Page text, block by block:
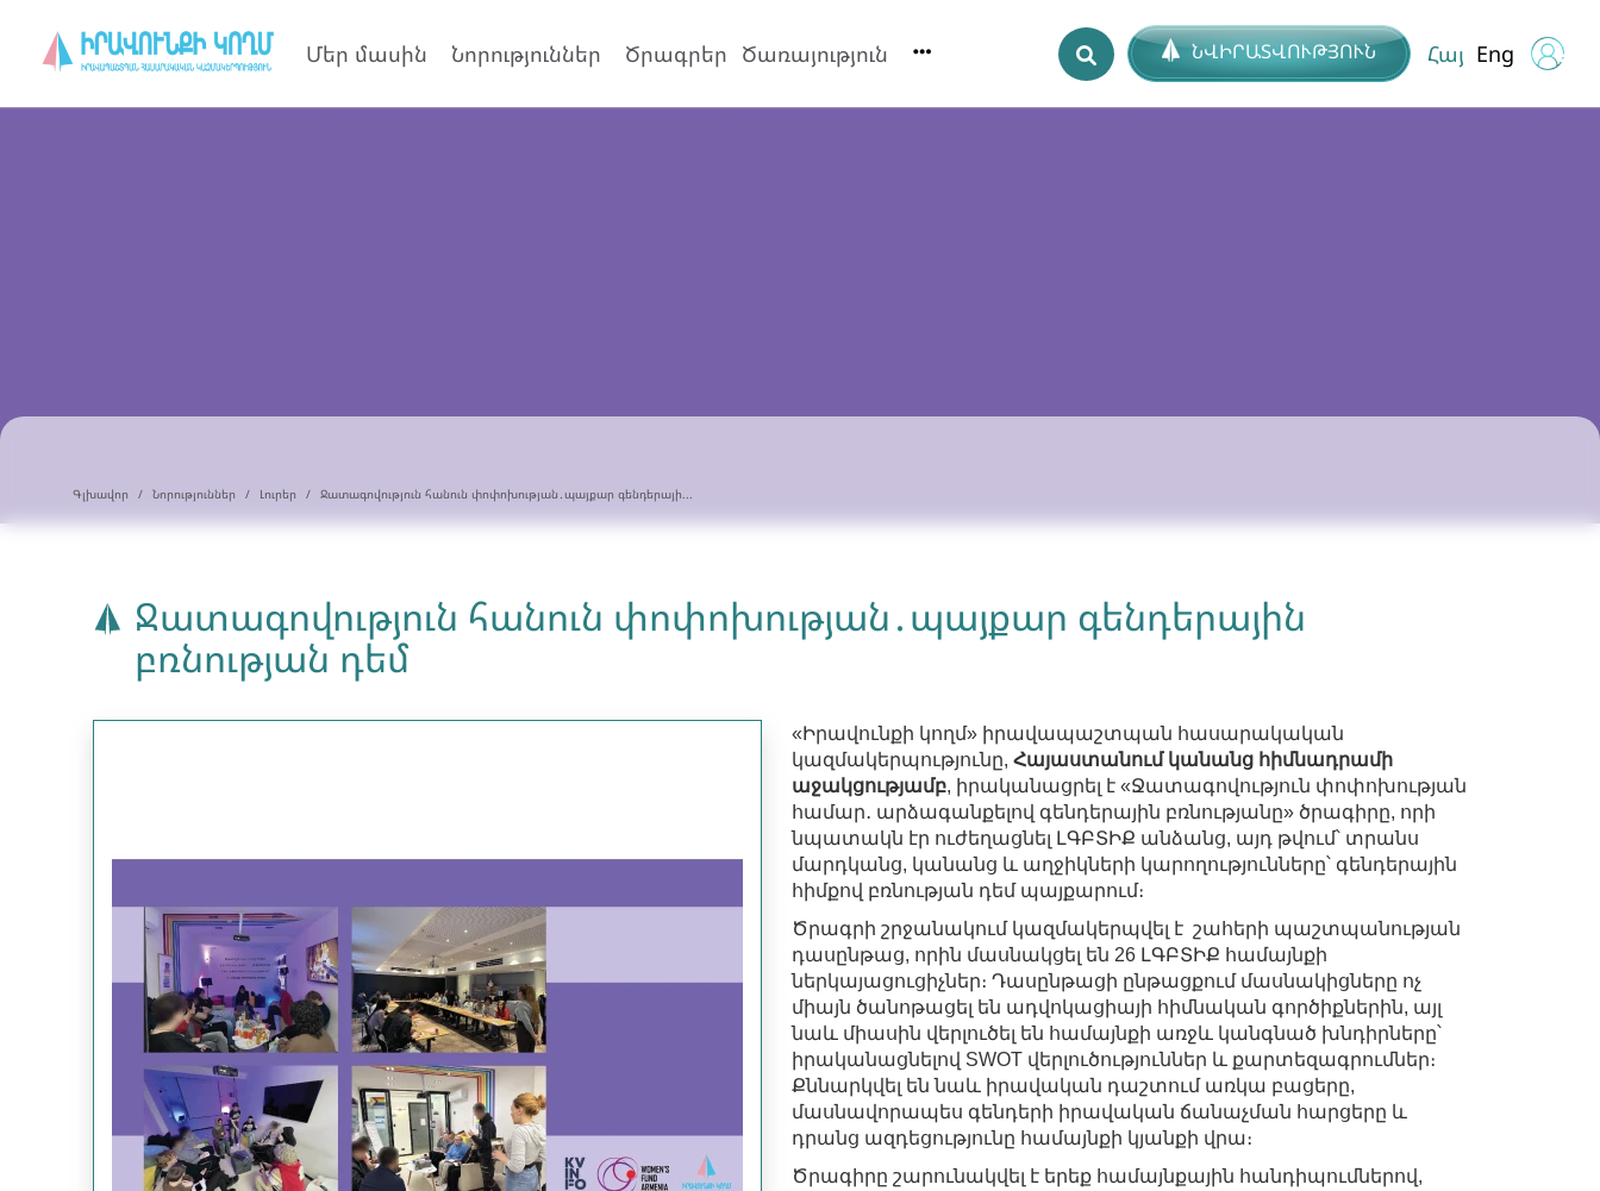
Մեր մասին Նորություններ Ծրագրեր Ծառայություն ՆՎԻՐԱՏՎՈՒԹՅՈՒՆ Հայ Eng
Գլխավոր Նորություններ Լուրեր Ջատագովություն հանուն փոփոխության․պայքար գենդերայի...
Ջատագովություն հանուն փոփոխության․պայքար գենդերային
բռնության դեմ
«Իրավունքի կողմ» իրավապաշտպան հասարակական
կազմակերպությունը, Հայաստանում կանանց հիմնադրամի
աջակցությամբ, իրականացրել է «Ջատագովություն փոփոխության
համար․ արձագանքելով գենդերային բռնությանը» ծրագիրը, որի
նպատակն էր ուժեղացնել ԼԳԲՏԻՔ անձանց, այդ թվում՝ տրանս
մարդկանց, կանանց և աղջիկների կարողությունները՝ գենդերային
հիմքով բռնության դեմ պայքարում։
Ծրագրի շրջանակում կազմակերպվել է շահերի պաշտպանության
դասընթաց, որին մասնակցել են 26 ԼԳԲՏԻՔ համայնքի
ներկայացուցիչներ։ Դասընթացի ընթացքում մասնակիցները ոչ
միայն ծանոթացել են ադվոկացիայի հիմնական գործիքներին, այլ
նաև միասին վերլուծել են համայնքի առջև կանգնած խնդիրները՝
իրականացնելով SWOT վերլուծություններ և քարտեզագրումներ։
Քննարկվել են նաև իրավական դաշտում առկա բացերը,
մասնավորապես գենդերի իրավական ճանաչման հարցերը և
դրանց ազդեցությունը համայնքի կյանքի վրա։
Ծրագիրը շարունակվել է երեք համայնքային հանդիպումներով,